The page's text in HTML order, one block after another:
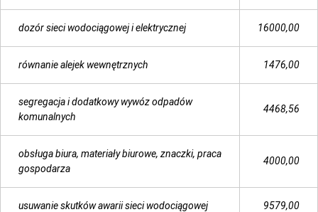
dozór sieci wodociągowej i elektrycznej 16000,00
równanie alejek wewnętrznych 1476,00
segregacja i dodatkowy wywóz odpadów
komunalnych
4468,56
obsługa biura, materiały biurowe, znaczki, praca
gospodarza
4000,00
usuwanie skutków awarii sieci wodociągowej 9579,00